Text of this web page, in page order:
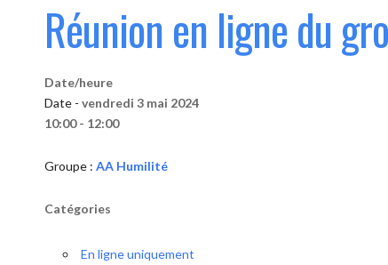
Réunion en ligne du
Date/heure
Date - vendredi 3 mai 2024
10:00 - 12:00
Groupe : AA Humilité
Catégories
En ligne uniquement